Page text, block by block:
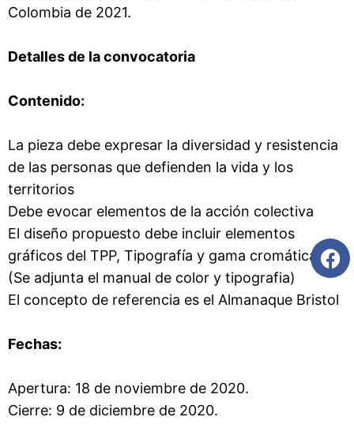
Colombia de 2021.
Detalles de la convocatoria
Contenido:
La pieza debe expresar la diversidad y resistencia
de las personas que defienden la vida y los
territorios
Debe evocar elementos de la acción colectiva
El diseño propuesto debe incluir elementos
gráficos del TPP, Tipografía y gama cromática.
(Se adjunta el manual de color y tipografia)
El concepto de referencia es el Almanaque Bristol
Fechas:
Apertura: 18 de noviembre de 2020.
Cierre: 9 de diciembre de 2020.